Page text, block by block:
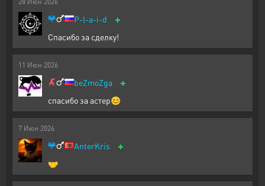
P-l-a-i-d +
Спасибо за сделку!
11 Июн 2026
beZmoZga +
спасибо за астер😊
7 Июн 2026
AnterKris +
🤝